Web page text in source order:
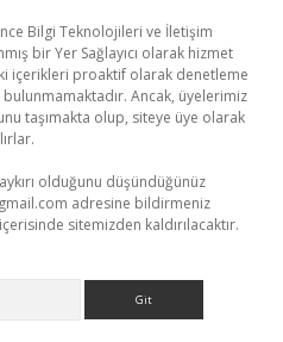
Bilgi Teknolojileri ve İletişim
bir Yer Sağlayıcı olarak hizmet
içerikleri proaktif olarak denetleme
Ancak, üyelerimiz
taşımakta olup, siteye üye olarak
olduğunu düşündüğünüz
adresine bildirmeniz
sitemizden kaldırılacaktır.